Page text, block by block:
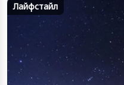
Лайфстайл